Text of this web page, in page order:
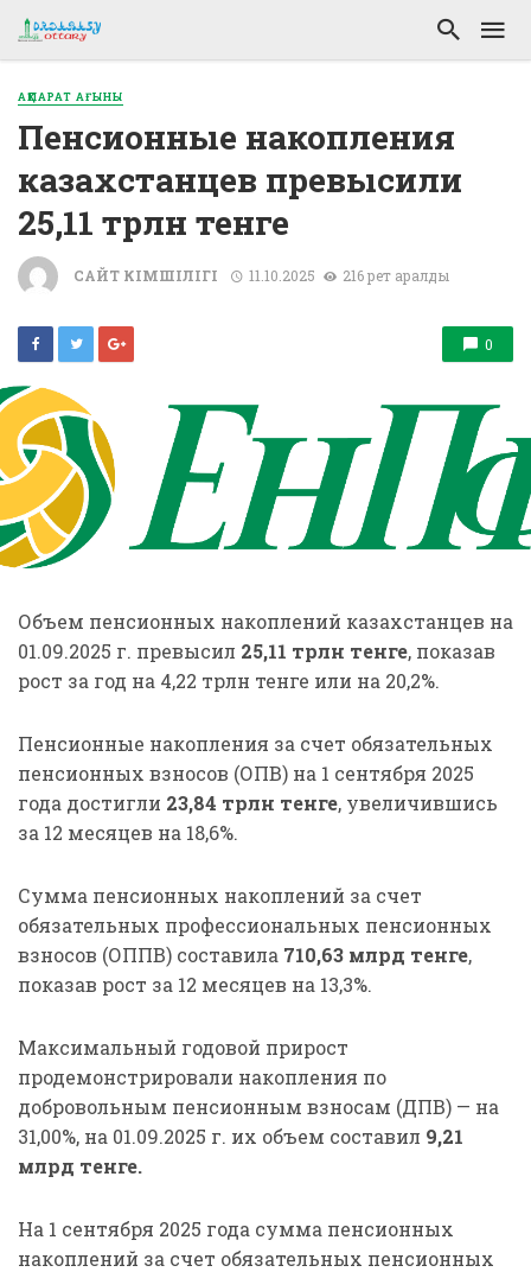
АҚПАРАТ АҒЫНЫ
Пенсионные накопления
казахстанцев превысили
25,11 трлн тенге
САЙТ ӘКІМШІЛІГІ 11.10.2025 216 рет қаралды
0
Объем пенсионных накоплений казахстанцев на
01.09.2025 г. превысил 25,11 трлн тенге, показав
рост за год на 4,22 трлн тенге или на 20,2%.
Пенсионные накопления за счет обязательных
пенсионных взносов (ОПВ) на 1 сентября 2025
года достигли 23,84 трлн тенге, увеличившись
за 12 месяцев на 18,6%.
Сумма пенсионных накоплений за счет
обязательных профессиональных пенсионных
взносов (ОППВ) составила 710,63 млрд тенге,
показав рост за 12 месяцев на 13,3%.
Максимальный годовой прирост
продемонстрировали накопления по
добровольным пенсионным взносам (ДПВ) — на
31,00%, на 01.09.2025 г. их объем составил 9,21
млрд тенге.
На 1 сентября 2025 года сумма пенсионных
накоплений за счет обязательных пенсионных